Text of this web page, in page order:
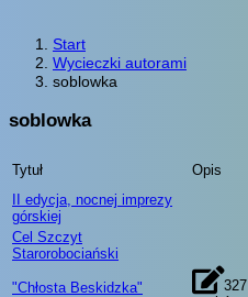
Start
Wycieczki autorami
soblowka
soblowka
Tytuł Opis
II edycja, nocnej imprezy
górskiej
Cel Szczyt
Starorobociański
"Chłosta Beskidzka"
327